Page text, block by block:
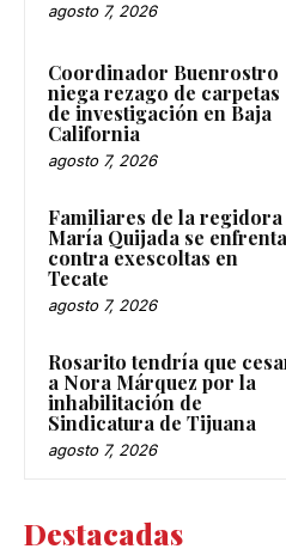
agosto 7, 2026
Coordinador Buenrostro
niega rezago de carpetas
de investigación en Baja
California
agosto 7, 2026
Familiares de la regidora
María Quijada se
contra exescoltas en
Tecate
agosto 7, 2026
Rosarito tendría que
a Nora Márquez por la
inhabilitación de
Sindicatura de Tijuana
agosto 7, 2026
Destacadas